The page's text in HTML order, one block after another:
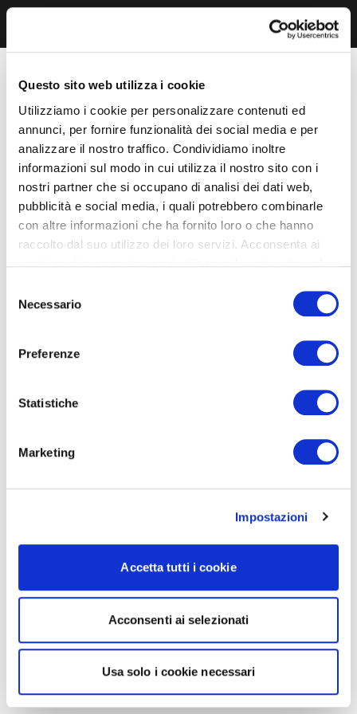
Questo sito web utilizza i cookie
Utilizziamo i cookie per personalizzare contenuti ed
annunci, per fornire funzionalità dei social media e per
analizzare il nostro traffico. Condividiamo inoltre
informazioni sul modo in cui utilizza il nostro sito con i
nostri partner che si occupano di analisi dei dati web,
pubblicità e social media, i quali potrebbero combinarle
con altre informazioni che ha fornito loro o che hanno
raccolto dal suo utilizzo dei loro servizi. Acconsenta ai
delNecessario
Preferenze
Statistiche
Marketing
Impostazioni
Accetta tutti i cookie
Acconsenti ai selezionati
Usa solo i cookie necessari